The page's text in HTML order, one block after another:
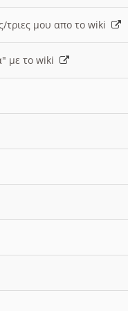
τριες μου απο το wiki
με το wiki